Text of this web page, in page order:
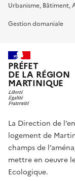
Urbanisme, Bâtiment,
Gestion domaniale
PRÉFET
DE LA RÉGION
MARTINIQUE
La Direction de
logement de
champs de
mettre en oeuvre
Ecologique.